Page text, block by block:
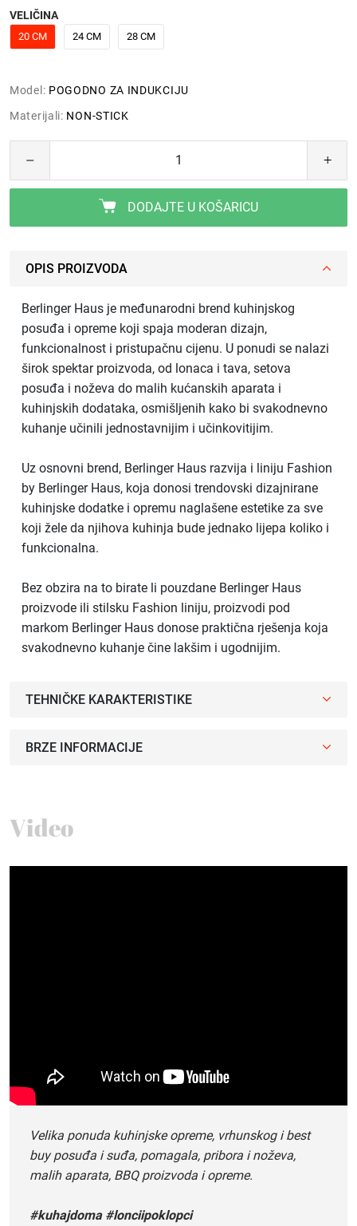
VELIČINA
20 CM 24 CM 28 CM
Model: POGODNO ZA INDUKCIJU
Materijali: NON-STICK
DODAJTE U KOŠARICU
OPIS PROIZVODA
Berlinger Haus je međunarodni brend kuhinjskog
posuđa i opreme koji spaja moderan dizajn,
funkcionalnost i pristupačnu cijenu. U ponudi se nalazi
širok spektar proizvoda, od lonaca i tava, setova
posuđa i noževa do malih kućanskih aparata i
kuhinjskih dodataka, osmišljenih kako bi svakodnevno
kuhanje učinili jednostavnijim i učinkovitijim.
Uz osnovni brend, Berlinger Haus razvija i liniju Fashion
by Berlinger Haus, koja donosi trendovski dizajnirane
kuhinjske dodatke i opremu naglašene estetike za sve
koji žele da njihova kuhinja bude jednako lijepa koliko i
funkcionalna.
Bez obzira na to birate li pouzdane Berlinger Haus
proizvode ili stilsku Fashion liniju, proizvodi pod
markom Berlinger Haus donose praktična rješenja koja
svakodnevno kuhanje čine lakšim i ugodnijim.
TEHNIČKE KARAKTERISTIKE
BRZE INFORMACIJE
Video
Velika ponuda kuhinjske opreme, vrhunskog i best
buy posuđa i suđa, pomagala, pribora i noževa,
malih aparata, BBQ proizvoda i opreme.
#kuhajdoma #lonciipoklopci